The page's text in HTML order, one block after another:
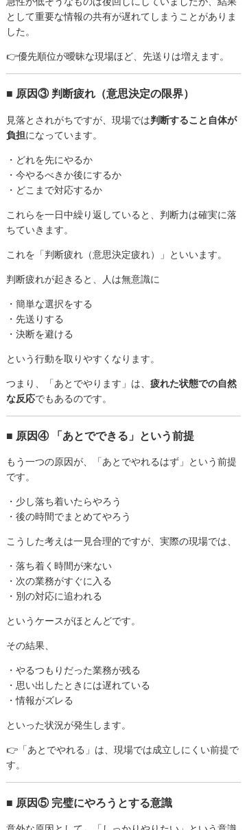
として重要な情報の共有が遅れてしまうことがありま
した。
👉優先順位が曖昧な現場ほど、先送りは増えます。
■ 原因③ 判断疲れ（意思決定の限界）
見落とされがちですが、現場では判断すること自体が
負担になっています。
・どれを先にやるか
・今やるべきか後にするか
・どこまで対応するか
これらを一日中繰り返していると、判断力は確実に落
ちていきます。
これを「判断疲れ（意思決定疲れ）」といいます。
判断疲れが起きると、人は無意識に
・簡単な選択をする
・先送りする
・決断を避ける
という行動を取りやすくなります。
つまり、「あとでやります」は、 疲れた状態での自然
な反応でもあるのです。
■ 原因④ 「あとでできる」という前提
もう一つの原因が、「あとでやれるはず」という前提
です。
・少し落ち着いたらやろう
・後の時間でまとめてやろう
こうした考えは一見合理的ですが、実際の現場では、
・落ち着く時間が来ない
・次の業務がすぐに入る
・別の対応に追われる
というケースがほとんどです。
その結果、
・やるつもりだった業務が残る
・思い出したときには遅れている
・情報がズレる
といった状況が発生します。
👉「あとでやれる」は、現場では成立しにくい前提で
す。
■ 原因⑤ 完璧にやろうとする意識